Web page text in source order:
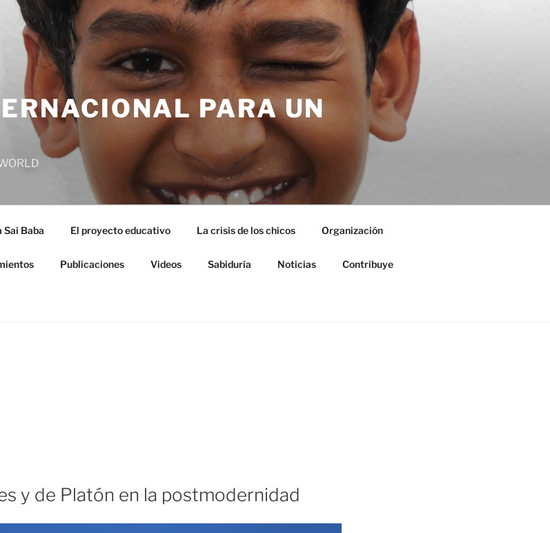
PARA UN
Sai Baba El proyecto educativo La crisis de los chicos Organización
Publicaciones Videos Sabiduría Noticias Contribuye
y de Platón en la postmodernidad